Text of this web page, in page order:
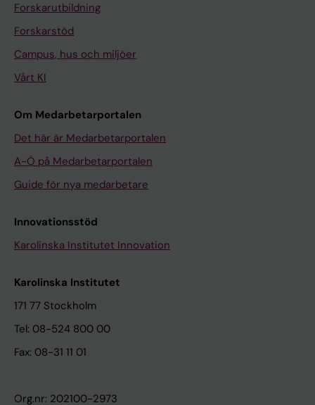
Forskarutbildning
Forskarstöd
Campus, hus och miljöer
Vårt KI
Om Medarbetarportalen
Det här är Medarbetarportalen
A-Ö på Medarbetarportalen
Guide för nya medarbetare
Innovationsstöd
Karolinska Institutet Innovation
Karolinska Institutet
171 77 Stockholm
Tel: 08-524 800 00
Fax: 08-31 11 01
Org.nr: 202100-2973